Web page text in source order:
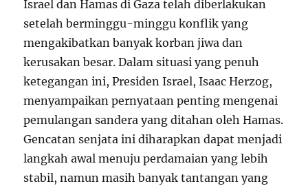
Israel dan Hamas di Gaza telah diberlakukan
setelah berminggu-minggu konflik yang
mengakibatkan banyak korban jiwa dan
kerusakan besar. Dalam situasi yang penuh
ketegangan ini, Presiden Israel, Isaac Herzog,
menyampaikan pernyataan penting mengenai
pemulangan sandera yang ditahan oleh Hamas.
Gencatan senjata ini diharapkan dapat menjadi
langkah awal menuju perdamaian yang lebih
stabil, namun masih banyak tantangan yang